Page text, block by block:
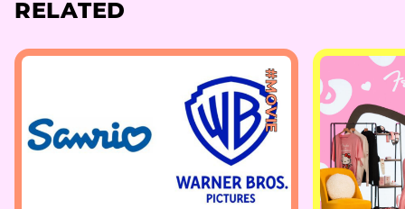
RELATED
#MOVIE